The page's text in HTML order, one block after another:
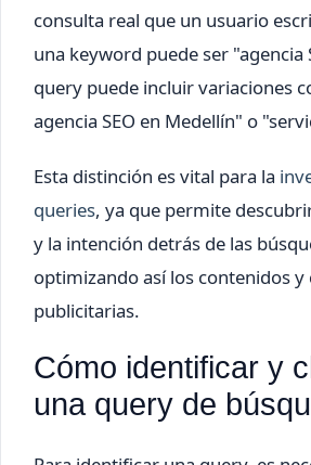
consulta real que un usuario
una keyword puede ser "agencia
query puede incluir variaciones
agencia SEO en Medellín" o
Esta distinción es vital para la
queries, ya que permite
y la intención detrás de las
optimizando así los contenidos y
publicitarias.
Cómo identificar y
una query de